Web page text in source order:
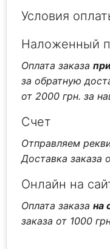
Условия
Наложенный
Оплата заказа
за обратную
от 2000 грн. за
Счет
Отправляем
Доставка заказа
Онлайн на
Оплата заказана
заказа от 1000